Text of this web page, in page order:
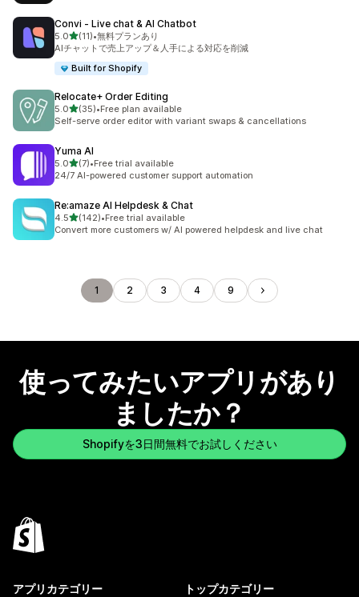
Convi ‑ Live chat & AI Chatbot
5.05つ星中
(11)
合計レビュー数：11件
•無料プランあり
AIチャットで売上アップ＆人手による対応を削減
Built for Shopify
Relocate+ Order Editing
5.05つ星中
(35)
合計レビュー数：35件
•Free plan available
Self-serve order editor with variant swaps & cancellations
Yuma AI
5.05つ星中
(7)
合計レビュー数：7件
•Free trial available
24/7 AI-powered customer support automation
Re:amaze AI Helpdesk & Chat
4.55つ星中
(142)
合計レビュー数：142件
•Free trial available
Convert more customers w/ AI powered helpdesk and live chat
1 2 3 4 9
使ってみたいアプリがあり
ましたか？
Shopifyを3日間無料でお試しください
アプリカテゴリー トップカテゴリー